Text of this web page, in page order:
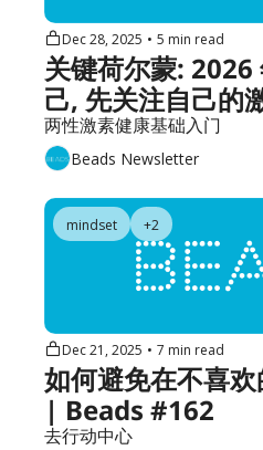
Dec 28, 2025 • 5 min read
关键荷尔蒙: 2026
己, 先关注自己的
Beads #163
两性激素健康基础入门
Beads Newsletter
mindset +2
Dec 21, 2025 • 7 min read
如何避免在不喜
| Beads #162
去行动中心